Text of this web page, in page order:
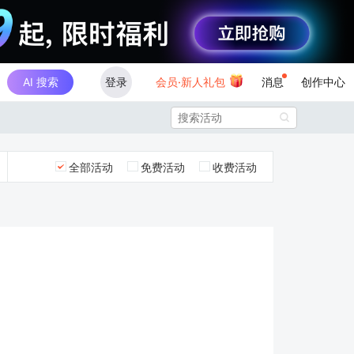
AI 搜索 登录 会员·新人礼包 消息 创作中心

全部活动 免费活动 收费活动